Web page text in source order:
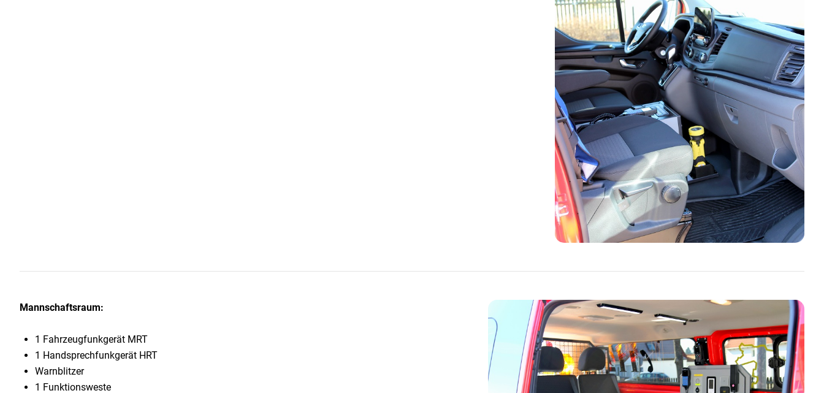
Mannschaftsraum:
1 Fahrzeugfunkgerät MRT
1 Handsprechfunkgerät HRT
Warnblitzer
1 Funktionsweste